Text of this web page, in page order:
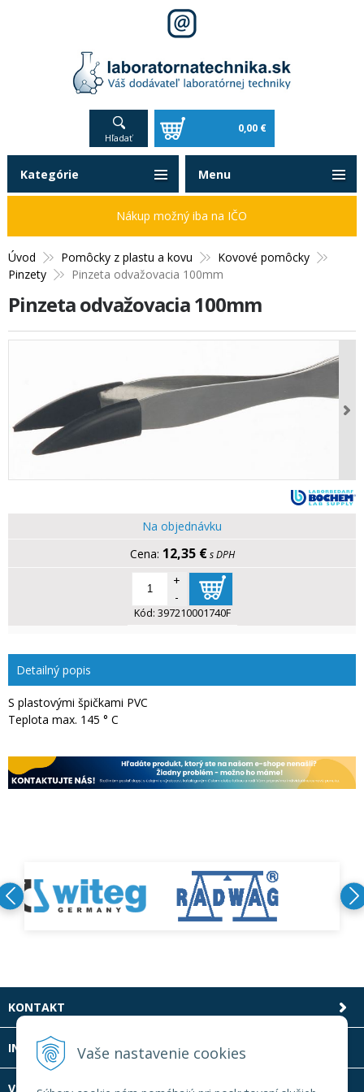
Vaše nastavenie cookies
Hľadať
0,00 €
Úvod Pomôcky z plastu a kovu
Kovové pomôcky
Pinzety
Pinzeta odvažovacia 100mm
Pinzeta odvažovacia 100mm
Na objednávku
12,35 € s DPH
+
-
Kód: 397210001740F
Detailný popis
S plastovými špičkami PVC
Teplota max. 145 ° C
Kategórie
Nákup možný iba na IČO
Menu
KONTAKT
INFOLINKA
VŠETKO O NÁKUPE